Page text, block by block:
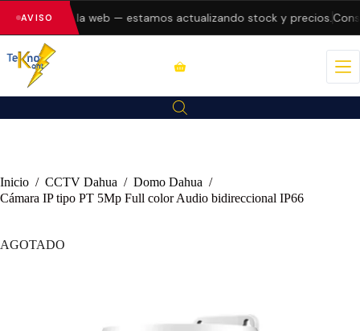
AVISO
errores en la web — estamos actualizando stock y precios.
Inicio / CCTV Dahua / Domo Dahua /
Cámara IP tipo PT 5Mp Full color Audio bidireccional IP66
AGOTADO